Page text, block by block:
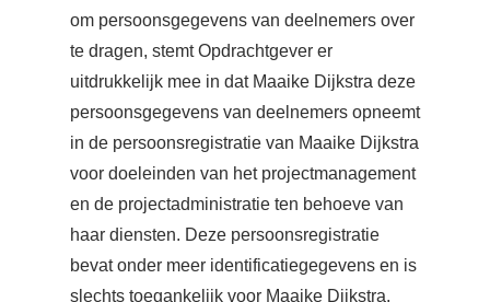
om persoonsgegevens van deelnemers over
te dragen, stemt Opdrachtgever er
uitdrukkelijk mee in dat Maaike Dijkstra deze
persoonsgegevens van deelnemers opneemt
in de persoonsregistratie van Maaike Dijkstra
voor doeleinden van het projectmanagement
en de projectadministratie ten behoeve van
haar diensten. Deze persoonsregistratie
bevat onder meer identificatiegegevens en is
slechts toegankelijk voor Maaike Dijkstra.